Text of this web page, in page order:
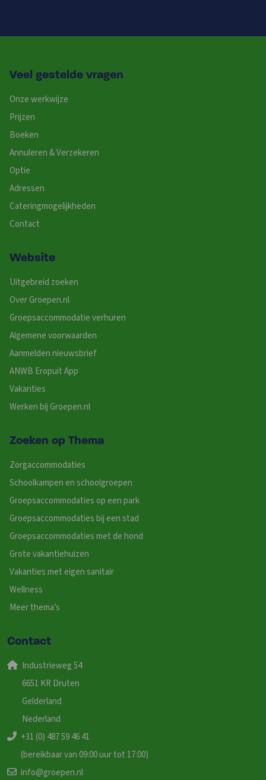
Veel gestelde vragen
Onze werkwijze
Prijzen
Boeken
Annuleren & Verzekeren
Optie
Adressen
Cateringmogelijkheden
Contact
Website
Uitgebreid zoeken
Over Groepen.nl
Groepsaccommodatie verhuren
Algemene voorwaarden
Aanmelden nieuwsbrief
ANWB Eropuit App
Vakanties
Werken bij Groepen.nl
Zoeken op Thema
Zorgaccommodaties
Schoolkampen en schoolgroepen
Groepsaccommodaties op een park
Groepsaccommodaties bij een stad
Groepsaccommodaties met de hond
Grote vakantiehuizen
Vakanties met eigen sanitair
Wellness
Meer thema’s
Contact
Industrieweg 54
6651 KR Druten
Gelderland
Nederland
+31 (0) 487 59 46 41
(bereikbaar van 09:00 uur tot 17:00)
info@groepen.nl